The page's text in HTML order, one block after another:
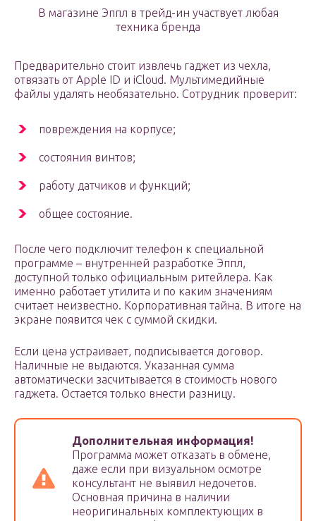
В магазине Эппл в трейд-ин участвует любая
техника бренда
Предварительно стоит извлечь гаджет из чехла,
отвязать от Apple ID и iCloud. Мультимедийные
файлы удалять необязательно. Сотрудник проверит:
повреждения на корпусе;
состояния винтов;
работу датчиков и функций;
общее состояние.
После чего подключит телефон к специальной
программе – внутренней разработке Эппл,
доступной только официальным ритейлера. Как
именно работает утилита и по каким значениям
считает неизвестно. Корпоративная тайна. В итоге на
экране появится чек с суммой скидки.
Если цена устраивает, подписывается договор.
Наличные не выдаются. Указанная сумма
автоматически засчитывается в стоимость нового
гаджета. Остается только внести разницу.
Дополнительная информация!
Программа может отказать в обмене,
даже если при визуальном осмотре
консультант не выявил недочетов.
Основная причина в наличии
неоригинальных комплектующих в